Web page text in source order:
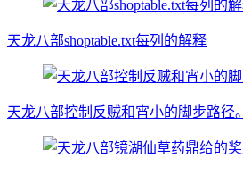
天龙八部shoptable.txt每列的解释
天龙八部控制反贼和宵小的脚步路径。